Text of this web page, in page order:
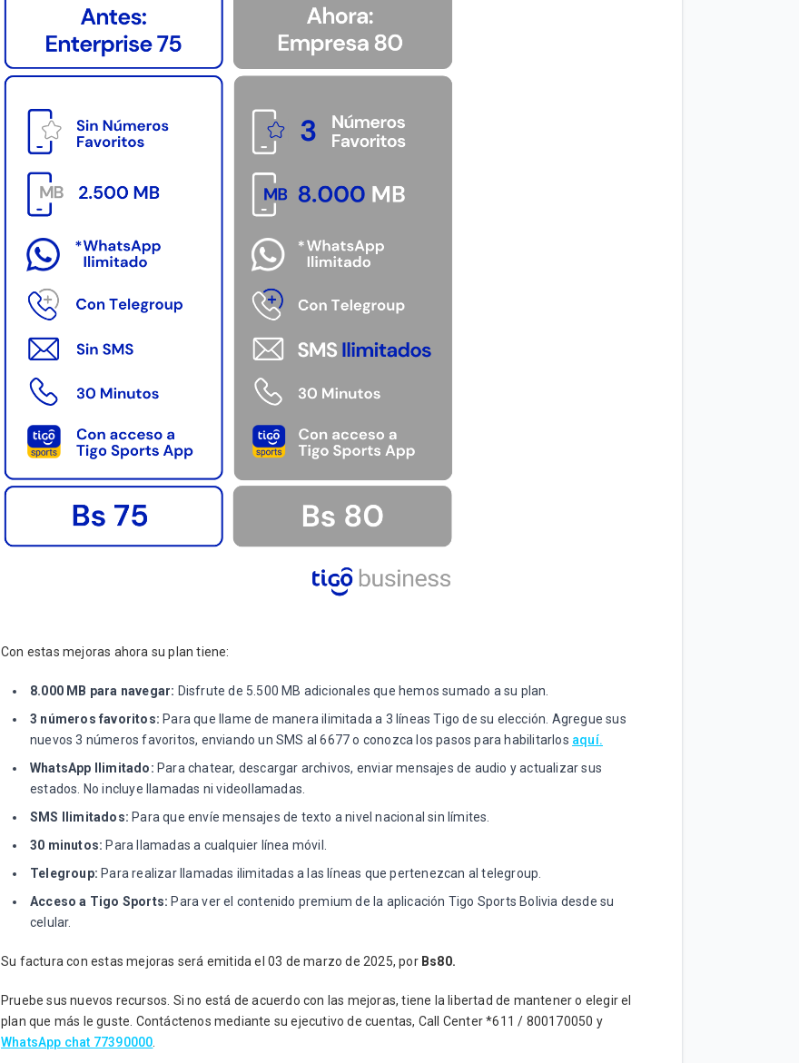
Con estas mejoras ahora su plan tiene:
8.000 MB para navegar: Disfrute de 5.500 MB adicionales que hemos sumado a su plan.
3 números favoritos: Para que llame de manera ilimitada a 3 líneas Tigo de su elección. Agregue sus
nuevos 3 números favoritos, enviando un SMS al 6677 o conozca los pasos para habilitarlos aquí.
WhatsApp Ilimitado: Para chatear, descargar archivos, enviar mensajes de audio y actualizar sus
estados. No incluye llamadas ni videollamadas.
SMS Ilimitados: Para que envíe mensajes de texto a nivel nacional sin límites.
30 minutos: Para llamadas a cualquier línea móvil.
Telegroup: Para realizar llamadas ilimitadas a las líneas que pertenezcan al telegroup.
Acceso a Tigo Sports: Para ver el contenido premium de la aplicación Tigo Sports Bolivia desde su
celular.
Su factura con estas mejoras será emitida el 03 de marzo de 2025, por Bs80.
Pruebe sus nuevos recursos. Si no está de acuerdo con las mejoras, tiene la libertad de mantener o elegir el
plan que más le guste. Contáctenos mediante su ejecutivo de cuentas, Call Center *611 / 800170050 y
WhatsApp chat 77390000.